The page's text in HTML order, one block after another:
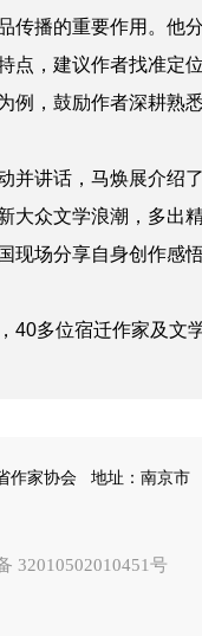
传播的重要作用。他
点，建议作者找准定
例，鼓励作者深耕熟
并讲话，马焕展介绍
大众文学浪潮，多出
现场分享自身创作感
40多位宿迁作家及文
作家协会
地址：南京市
32010502010451号